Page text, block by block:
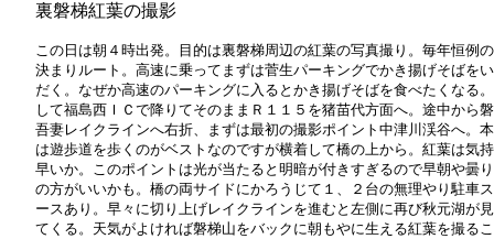
裏磐梯紅葉の撮影
この日は朝４時出発。目的は裏磐梯周辺の紅葉の写真撮り。毎年恒例
決まりルート。高速に乗ってまずは菅生パーキングでかき揚げそばを
だく。なぜか高速のパーキングに入るとかき揚げそばを食べたくなる
して福島西ＩＣで降りてそのままＲ１１５を猪苗代方面へ。途中から
吾妻レイクラインへ右折、まずは最初の撮影ポイント中津川渓谷へ。
は遊歩道を歩くのがベストなのですが横着して橋の上から。紅葉は気
早いか。このポイントは光が当たると明暗が付きすぎるので早朝や曇
の方がいいかも。橋の両サイドにかろうじて１、２台の無理やり駐車
ースあり。早々に切り上げレイクラインを進むと左側に再び秋元湖が
てくる。天気がよければ磐梯山をバックに朝もやに生える紅葉を撮る